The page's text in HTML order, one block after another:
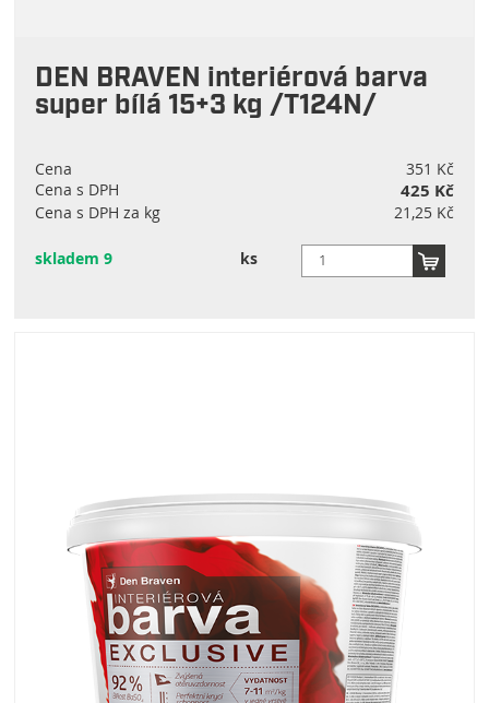
DEN BRAVEN interiérová barva
super bílá 15+3 kg /T124N/
Cena
351 Kč
Cena s DPH
425 Kč
Cena s DPH za kg 21,25 Kč
skladem 9 ks